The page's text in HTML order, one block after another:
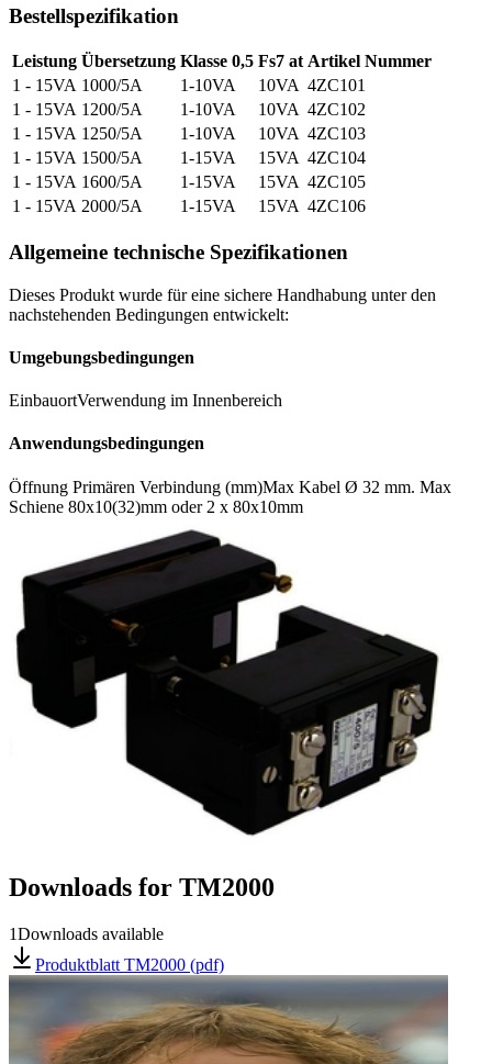
Bestellspezifikation
Leistung Übersetzung Klasse 0,5 Fs7 at Artikel Nummer
1 - 15VA 1000/5A 1-10VA 10VA 4ZC101
1 - 15VA 1200/5A 1-10VA 10VA 4ZC102
1 - 15VA 1250/5A 1-10VA 10VA 4ZC103
1 - 15VA 1500/5A 1-15VA 15VA 4ZC104
1 - 15VA 1600/5A 1-15VA 15VA 4ZC105
1 - 15VA 2000/5A 1-15VA 15VA 4ZC106
Allgemeine technische Spezifikationen
Dieses Produkt wurde für eine sichere Handhabung unter den
nachstehenden Bedingungen entwickelt:
Umgebungsbedingungen
EinbauortVerwendung im Innenbereich
Anwendungsbedingungen
Öffnung Primären Verbindung (mm)Max Kabel Ø 32 mm. Max
Schiene 80x10(32)mm oder 2 x 80x10mm
Downloads for TM2000
1Downloads available
Produktblatt TM2000 (pdf)